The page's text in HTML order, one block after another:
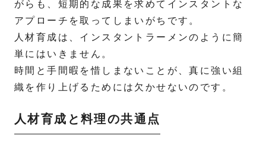
がらも、短期的な成果を求めてインスタントな
アプローチを取ってしまいがちです。
人材育成は、インスタントラーメンのように簡
単にはいきません。
時間と手間暇を惜しまないことが、真に強い組
織を作り上げるためには欠かせないのです。
人材育成と料理の共通点